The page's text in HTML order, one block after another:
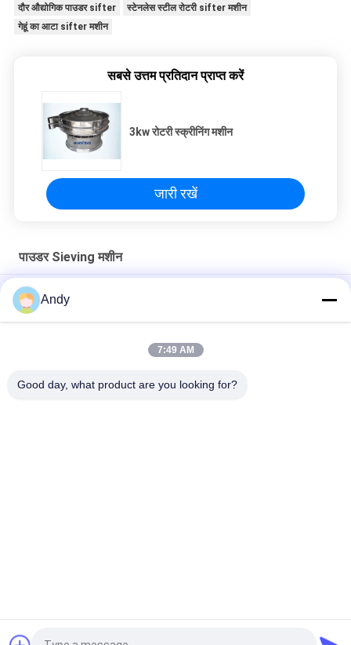
दौर औद्योगिक पाउडर sifter
स्टेनलेस स्टील रोटरी sifter मशीन
गेहूं का आटा sifter मशीन
सबसे उत्तम प्रतिदान प्राप्त करें
3kw रोटरी स्क्रीनिंग मशीन
जारी रखें
पाउडर Sieving मशीन
नायलॉन स्क्रीन के साथ उच्च आवृत्ति पाउडर सिलाई मशीन ग्रेडिंग उपकरण
1-5 परतों के साथ उच्च क्षमता पाउडर पृथक्करण पाउडर सिफ्टर मशीन
स्टेनलेस स्टील पाउडर स्क्रीनिंग मशीन आपकी स्क्रीनिंग आवश्यकताओं के लिए
Andy
7:49 AM
Good day, what product are you looking for?